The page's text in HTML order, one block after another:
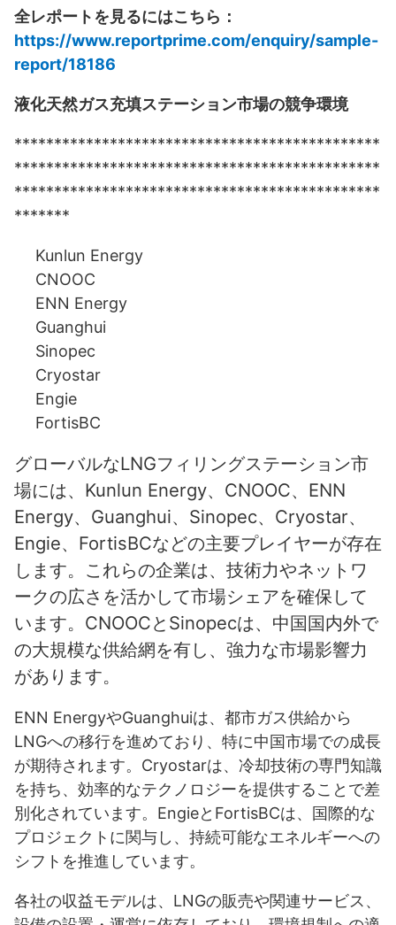
全レポートを見るにはこちら：
https://www.reportprime.com/enquiry/sample-
report/18186
液化天然ガス充填ステーション市場の競争環境
**********************************************
**********************************************
**********************************************
*******
Kunlun Energy
CNOOC
ENN Energy
Guanghui
Sinopec
Cryostar
Engie
FortisBC
グローバルなLNGフィリングステーション市
場には、Kunlun Energy、CNOOC、ENN
Energy、Guanghui、Sinopec、Cryostar、
Engie、FortisBCなどの主要プレイヤーが存在
します。これらの企業は、技術力やネットワ
ークの広さを活かして市場シェアを確保して
います。CNOOCとSinopecは、中国国内外で
の大規模な供給網を有し、強力な市場影響力
があります。
ENN EnergyやGuanghuiは、都市ガス供給から
LNGへの移行を進めており、特に中国市場での成長
が期待されます。Cryostarは、冷却技術の専門知識
を持ち、効率的なテクノロジーを提供することで差
別化されています。EngieとFortisBCは、国際的な
プロジェクトに関与し、持続可能なエネルギーへの
シフトを推進しています。
各社の収益モデルは、LNGの販売や関連サービス、